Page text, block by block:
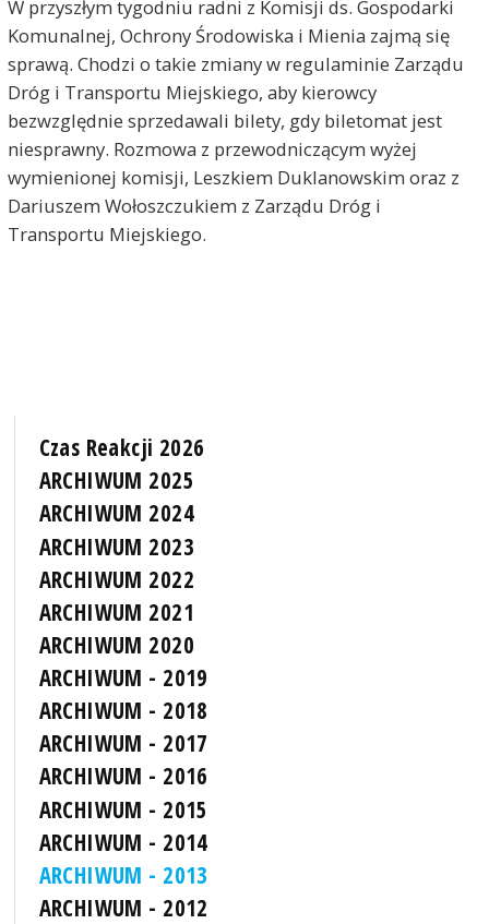
W przyszłym tygodniu radni z Komisji ds. Gospodarki
Komunalnej, Ochrony Środowiska i Mienia zajmą się
sprawą. Chodzi o takie zmiany w regulaminie Zarządu
Dróg i Transportu Miejskiego, aby kierowcy
bezwzględnie sprzedawali bilety, gdy biletomat jest
niesprawny. Rozmowa z przewodniczącym wyżej
wymienionej komisji, Leszkiem Duklanowskim oraz z
Dariuszem Wołoszczukiem z Zarządu Dróg i
Transportu Miejskiego.
Czas Reakcji 2026
ARCHIWUM 2025
ARCHIWUM 2024
ARCHIWUM 2023
ARCHIWUM 2022
ARCHIWUM 2021
ARCHIWUM 2020
ARCHIWUM - 2019
ARCHIWUM - 2018
ARCHIWUM - 2017
ARCHIWUM - 2016
ARCHIWUM - 2015
ARCHIWUM - 2014
ARCHIWUM - 2013
ARCHIWUM - 2012